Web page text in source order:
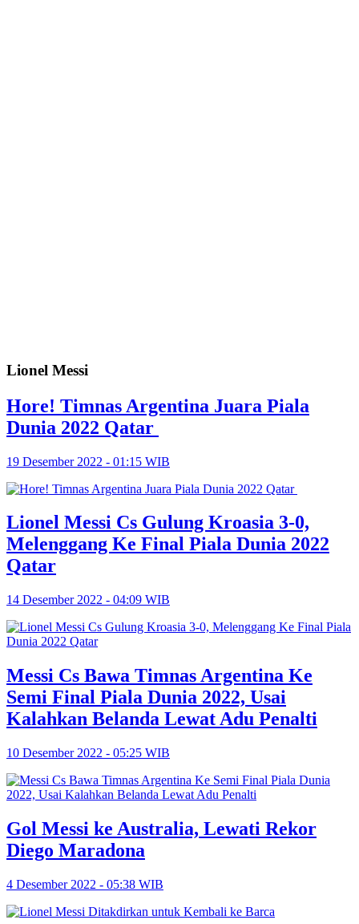
Lionel Messi
Hore! Timnas Argentina Juara Piala
Dunia 2022 Qatar
19 Desember 2022 - 01:15 WIB
Lionel Messi Cs Gulung Kroasia 3-0,
Melenggang Ke Final Piala Dunia 2022
Qatar
14 Desember 2022 - 04:09 WIB
Messi Cs Bawa Timnas Argentina Ke
Semi Final Piala Dunia 2022, Usai
Kalahkan Belanda Lewat Adu Penalti
10 Desember 2022 - 05:25 WIB
Gol Messi ke Australia, Lewati Rekor
Diego Maradona
4 Desember 2022 - 05:38 WIB